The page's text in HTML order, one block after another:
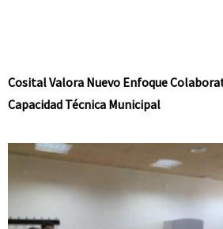
Cosital Valora Nuevo Enfoque
Capacidad Técnica Municipal